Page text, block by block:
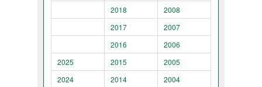
2018
2008
2017
2007
2016
2006
2025
2015
2005
2024
2014
2004